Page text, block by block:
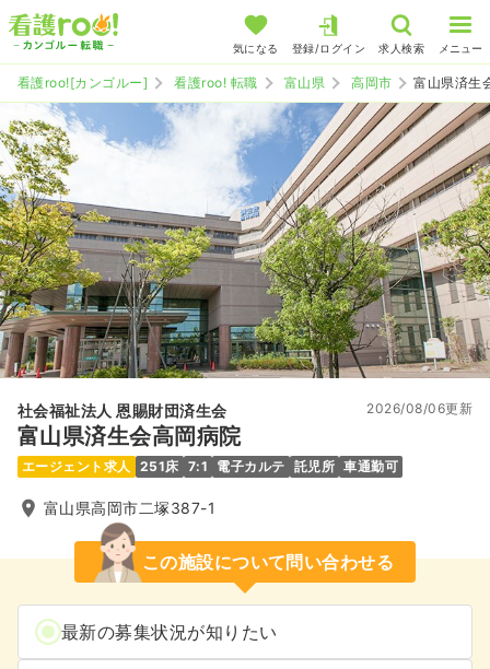
気になる 登録/ログイン 求人検索 メニュー
看護roo![カンゴルー] 看護roo! 転職 富山県 高岡市 富山県済生
社会福祉法人 恩賜財団済生会
富山県済生会高岡病院
2026/08/06更新
エージェント求人 251床 7:1 電子カルテ 託児所 車通勤可
富山県高岡市二塚387-1
この施設について問い合わせる
最新の募集状況が知りたい